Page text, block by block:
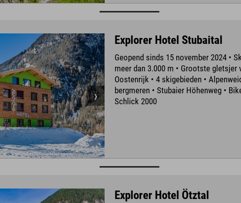
Explorer Hotel Stubaital
Geopend sinds 15 november 2024 •
meer dan 3.000 m • Grootste gletsjer
Oostenrijk • 4 skigebieden •
bergmeren • Stubaier Höhenweg •
Schlick 2000
Explorer Hotel Ötztal